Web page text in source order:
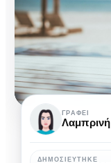
Βιβλία
που
ΓΡΆΦΕΙ
ΔΗΜΟΣΙΕΎΤΗΚΕ